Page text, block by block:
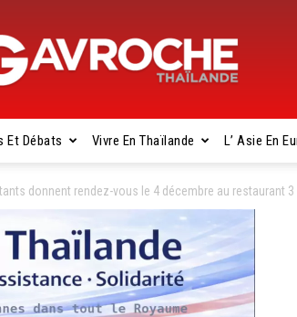
Gavroche
Thaïlande
Et Débats Vivre En Thaïlande L’ Asie En
donnent rendez-vous le 4 décembre au restaurant